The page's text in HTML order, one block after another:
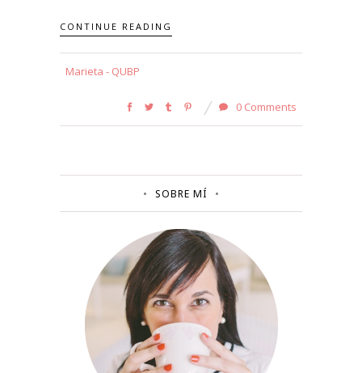
CONTINUE READING
Marieta - QUBP
0 Comments
SOBRE MÍ